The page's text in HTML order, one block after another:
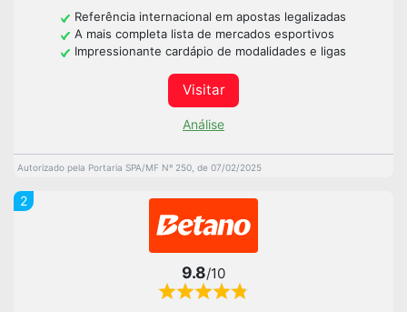
Referência internacional em apostas legalizadas
A mais completa lista de mercados esportivos
Impressionante cardápio de modalidades e ligas
Visitar
Análise
Autorizado pela Portaria SPA/MF Nº 250, de 07/02/2025
2
9.8/10